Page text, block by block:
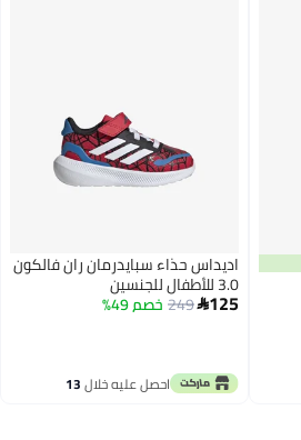
اديداس حذاء سبايدرمان ران فالكون
3.0 للأطفال للجنسين
125
249 خصم 49%
احصل عليه خلال13